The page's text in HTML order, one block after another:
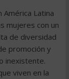
Latina
mujeres con un
de diversidad
promoción y
inexistente.
viven en la